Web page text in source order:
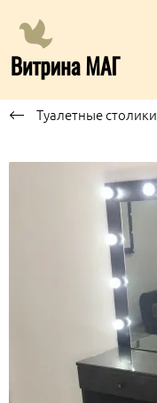
Туалетные столики